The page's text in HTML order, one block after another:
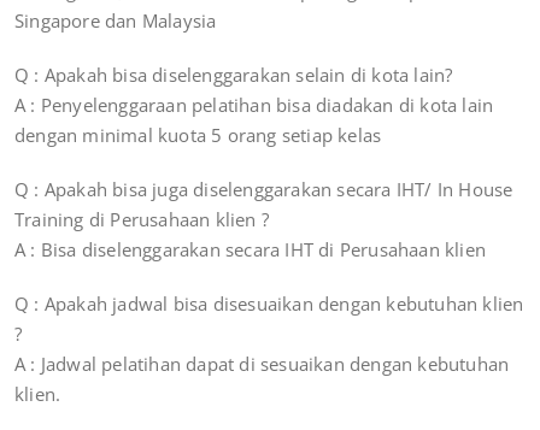
Singapore dan Malaysia
Q : Apakah bisa diselenggarakan selain di kota lain?
A : Penyelenggaraan pelatihan bisa diadakan di kota lain
dengan minimal kuota 5 orang setiap kelas
Q : Apakah bisa juga diselenggarakan secara IHT/ In House
Training di Perusahaan klien ?
A : Bisa diselenggarakan secara IHT di Perusahaan klien
Q : Apakah jadwal bisa disesuaikan dengan kebutuhan klien
?
A : Jadwal pelatihan dapat di sesuaikan dengan kebutuhan
klien.